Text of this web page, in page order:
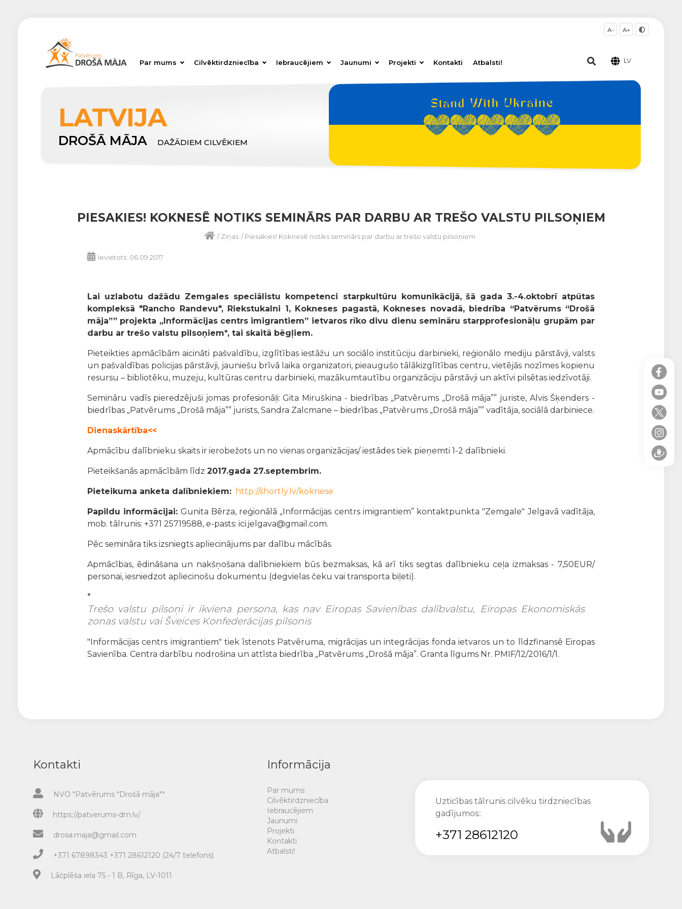
Par mums Cilvēktirdzniecība Iebraucējiem Jaunumi Projekti Kontakti Atbalsti!
A- A+
LV
LATVIJA
DROŠĀ MĀJA DAŽĀDIEM CILVĒKIEM
PIESAKIES! KOKNESĒ NOTIKS SEMINĀRS PAR DARBU AR TREŠO VALSTU PILSOŅIEM
/Ziņas /Piesakies! Koknesē notiks seminārs par darbu ar trešo valstu pilsoņiem
Ievietots: 06.09.2017
Lai uzlabotu dažādu Zemgales speciālistu kompetenci starpkultūru komunikācijā, šā gada 3.-4.oktobrī atpūtas
kompleksā "Rancho Randevu", Riekstukalni 1, Kokneses pagastā, Kokneses novadā, biedrība “Patvērums “Drošā
māja”” projekta „Informācijas centrs imigrantiem” ietvaros rīko divu dienu semināru starpprofesionāļu grupām par
darbu ar trešo valstu pilsoņiem*, tai skaitā bēgļiem.
Pieteikties apmācībām aicināti pašvaldību, izglītības iestāžu un sociālo institūciju darbinieki, reģionālo mediju pārstāvji, valsts
un pašvaldības policijas pārstāvji, jauniešu brīvā laika organizatori, pieaugušo tālākizglītības centru, vietējās nozīmes kopienu
resursu – bibliotēku, muzeju, kultūras centru darbinieki, mazākumtautību organizāciju pārstāvji un aktīvi pilsētas iedzīvotāji.
Semināru vadīs pieredzējuši jomas profesionāļi: Gita Miruškina - biedrības „Patvērums „Drošā māja”” juriste, Alvis Šķenders -
biedrības „Patvērums „Drošā māja”” jurists, Sandra Zalcmane – biedrības „Patvērums „Drošā māja”” vadītāja, sociālā darbiniece.
Dienaskārtība<<
Apmācību dalībnieku skaits ir ierobežots un no vienas organizācijas/ iestādes tiek pieņemti 1-2 dalībnieki.
Pieteikšanās apmācībām līdz 2017.gada 27.septembrim.
Pieteikuma anketa dalībniekiem: http://shortly.lv/koknese
Papildu informācijai: Gunita Bērza, reģionālā „Informācijas centrs imigrantiem” kontaktpunkta "Zemgale" Jelgavā vadītāja,
mob. tālrunis: +371 25719588, e-pasts: ici.jelgava@gmail.com.
Pēc semināra tiks izsniegts apliecinājums par dalību mācībās.
Apmācības, ēdināšana un nakšņošana dalībniekiem būs bezmaksas, kā arī tiks segtas dalībnieku ceļa izmaksas - 7,50EUR/
personai, iesniedzot apliecinošu dokumentu (degvielas čeku vai transporta biļeti).
*
Trešo valstu pilsoņi ir ikviena persona, kas nav Eiropas Savienības dalībvalstu, Eiropas Ekonomiskās
zonas valstu vai Šveices Konfederācijas pilsonis
"Informācijas centrs imigrantiem" tiek īstenots Patvēruma, migrācijas un integrācijas fonda ietvaros un to līdzfinansē Eiropas
Savienība. Centra darbību nodrošina un attīsta biedrība „Patvērums „Drošā māja”. Granta līgums Nr. PMIF/12/2016/1/1.
Kontakti
NVO "Patvērums "Drošā māja""
https://patverums-dm.lv/
drosa.maja@gmail.com
+371 67898343 +371 28612120 (24/7 telefons)
Lāčplēša iela 75 - 1 B, Rīga, LV-1011
Informācija
Par mums
Cilvēktirdzniecība
Iebraucējiem
Jaunumi
Projekti
Kontakti
Atbalsti!
Uzticības tālrunis cilvēku tirdzniecības
gadījumos::
+371 28612120